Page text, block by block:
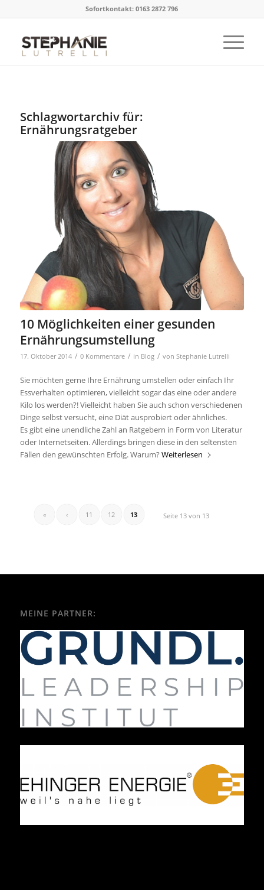
Sofortkontakt: 0163 2872 796
Schlagwortarchiv für:
Ernährungsratgeber
10 Möglichkeiten einer gesunden
Ernährungsumstellung
17. Oktober 2014 / 0 Kommentare / in Blog / von Stephanie Lutrelli
Sie möchten gerne Ihre Ernährung umstellen oder einfach Ihr
Essverhalten optimieren, vielleicht sogar das eine oder andere
Kilo los werden?! Vielleicht haben Sie auch schon verschiedenen
Dinge selbst versucht, eine Diät ausprobiert oder ähnliches.
Es gibt eine unendliche Zahl an Ratgebern in Form von Literatur
oder Internetseiten. Allerdings bringen diese in den seltensten
Fällen den gewünschten Erfolg. Warum? Weiterlesen
Seite 13 von 13
« ‹ 11 12 13
MEINE PARTNER: